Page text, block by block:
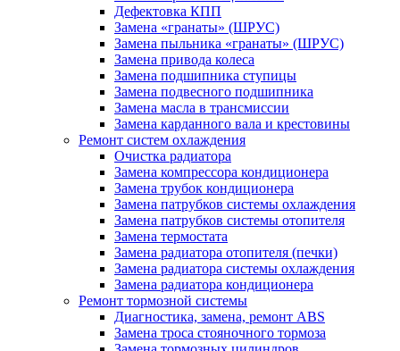
Дефектовка КПП
Замена «гранаты» (ШРУС)
Замена пыльника «гранаты» (ШРУС)
Замена привода колеса
Замена подшипника ступицы
Замена подвесного подшипника
Замена масла в трансмиссии
Замена карданного вала и крестовины
Ремонт систем охлаждения
Очистка радиатора
Замена компрессора кондиционера
Замена трубок кондиционера
Замена патрубков системы охлаждения
Замена патрубков системы отопителя
Замена термостата
Замена радиатора отопителя (печки)
Замена радиатора системы охлаждения
Замена радиатора кондиционера
Ремонт тормозной системы
Диагностика, замена, ремонт ABS
Замена троса стояночного тормоза